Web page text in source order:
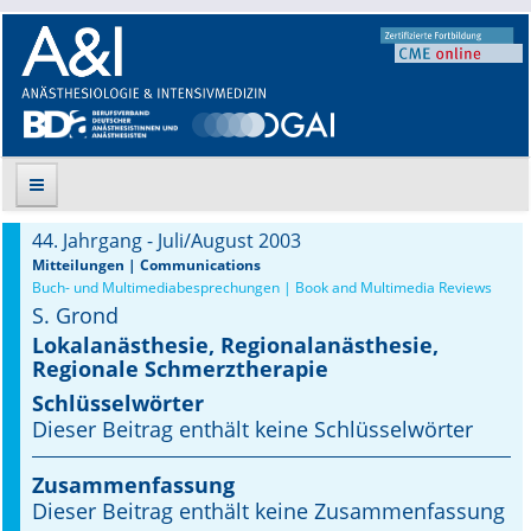
Suche
Aktuelle Ausgabe
Leitlinien
Archiv
Supplements
Supplements OrphanAnesthesia
44. Jahrgang - Juli/August 2003
Mitteilungen | Communications
Buch- und Multimediabesprechungen | Book and Multimedia Reviews
S. Grond
Lokalanästhesie, Regionalanästhesie,
Regionale Schmerztherapie
Schlüsselwörter
Dieser Beitrag enthält keine Schlüsselwörter
Zusammenfassung
Dieser Beitrag enthält keine Zusammenfassung